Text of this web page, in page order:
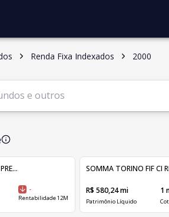
Renda Fixa Indexados 2000
-
Rentabilidade 12M
SOMMA TORINO FIF CI
R$ 580,24 mi
Patrimônio Líquido
1